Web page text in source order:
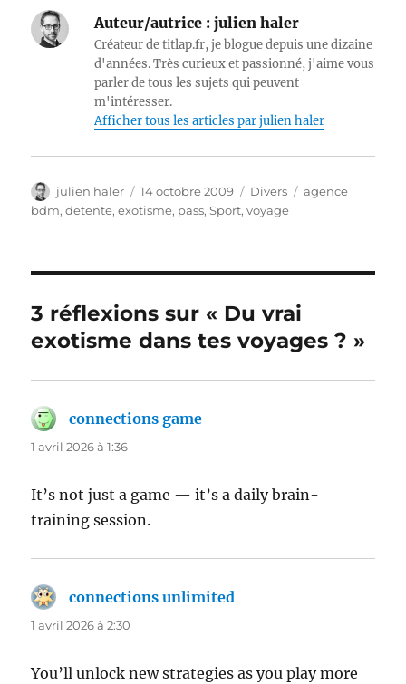
Auteur/autrice : julien haler
Créateur de titlap.fr, je blogue depuis une dizaine
d'années. Très curieux et passionné, j'aime vous
parler de tous les sujets qui peuvent
m'intéresser.
Afficher tous les articles par julien haler
Auteur
julien haler
Publié
le
14 octobre 2009 Catégories
Divers Étiquettes
agence
bdm,detente,exotisme, pass,Sport,voyage
3 réflexions sur « Du vrai
exotisme dans tes voyages ? »
connections game
1 avril 2026 à 1:36
It’s not just a game — it’s a daily brain-
training session.
connections unlimited
1 avril 2026 à 2:30
You’ll unlock new strategies as you play more